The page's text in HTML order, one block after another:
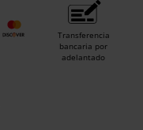
Transferencia
bancaria por
adelantado